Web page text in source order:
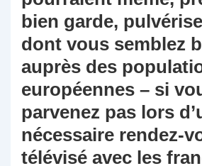
bien garde,
dont vous semblez
auprès des
européennes – si
parvenez pas lors
nécessaire rendez-
télévisé avec les